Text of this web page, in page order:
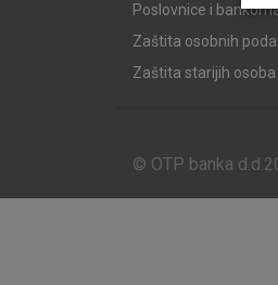
Poslovnice i
Zaštita osobnih
Zaštita starijih
© OTP banka